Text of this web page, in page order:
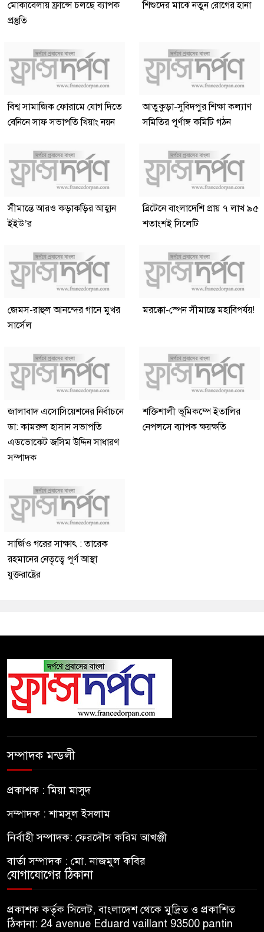
মোকাবেলায় ফ্রান্সে চলছে ব্যাপক
প্রস্তুতি
শিশুদের মাঝে নতুন রোগের হানা
বিশ্ব সামাজিক ফোরামে যোগ দিতে
বেনিনে সাফ সভাপতি খিয়াং নয়ন
আতুকুড়া-সুবিদপুর শিক্ষা কল্যাণ
সমিতির পূর্ণাঙ্গ কমিটি গঠন
সীমান্তে আরও কড়াকড়ির আহ্বান
ইইউ’র
ব্রিটেনে বাংলাদেশি প্রায় ৭ লাখ ৯৫
শতাংশই সিলেটি
জেমস-রাহুল আনন্দের গানে মুখর
সার্সেল
মরক্কো-স্পেন সীমান্তে মহাবিপর্যয়!
জালাবাদ এসোসিয়েশনের নির্বাচনে
ডা: কামরুল হাসান সভাপতি
এডভোকেট জসিম উদ্দিন সাধারণ
সম্পাদক
শক্তিশালী ভূমিকম্পে ইতালির
নেপলসে ব্যাপক ক্ষয়ক্ষতি
সার্জিও গরের সাক্ষাৎ : তারেক
রহমানের নেতৃত্বে পূর্ণ আস্থা
যুক্তরাষ্ট্রের
সম্পাদক মন্ডলী
প্রকাশক : মিয়া মাসুদ
সম্পাদক : শামসুল ইসলাম
নির্বাহী সম্পাদক: ফেরদৌস করিম আখঞ্জী
বার্তা সম্পাদক : মো. নাজমুল কবির
যোগাযোগের ঠিকানা
প্রকাশক কর্তৃক সিলেট, বাংলাদেশ থেকে মুদ্রিত ও প্রকাশিত
ঠিকানা: 24 avenue Eduard vaillant 93500 pantin